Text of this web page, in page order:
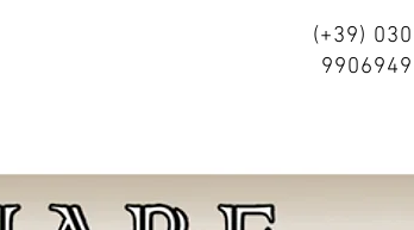
(+39) 030
9906949